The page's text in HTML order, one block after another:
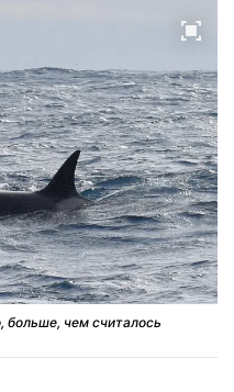
больше, чем считалось